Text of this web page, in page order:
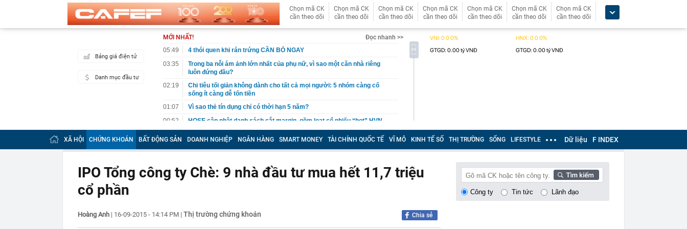
Chọn mã CK
cần theo dõi
Chọn mã CK
cần theo dõi
Chọn mã CK
cần theo dõi
Chọn mã CK
cần theo dõi
Chọn mã CK
cần theo dõi
Chọn mã CK
cần theo dõi
Chọn mã CK
cần theo dõi
Bảng giá điện tử
Danh mục đầu tư
MỚI NHẤT!
Đọc nhanh >>
05:49
4 thói quen khi rán trứng CẦN BỎ NGAY
03:35
Trong ba nỗi ám ảnh lớn nhất của phụ nữ, vì sao một căn nhà riêng
luôn đứng đầu?
02:19
Chi tiêu tối giản không dành cho tất cả mọi người: 5 nhóm càng cố
sống ít càng dễ tốn tiền
01:07
Vì sao thẻ tín dụng chỉ có thời hạn 5 năm?
00:52
HOSE cập nhật danh sách cắt margin, gồm loạt cổ phiếu “hot” HVN,
DGC, DMX...
00:12
Tiền lớn bất ngờ trở lại, khối ngoại tung 2.200 tỷ đồng mua ròng cổ
phiếu Việt Nam chỉ trong 5 phiên
tỷ USD
Nam ca sĩ rao bán biệt thự 9 phòng ngủ ở TP.HCM giá gốc 600 tỷ, giảm
XÃ HỘI CHỨNG KHOÁN BẤT ĐỘNG SẢN DOANH NGHIỆP NGÂN HÀNG SMART MONEY TÀI CHÍNH QUỐC TẾ VĨ MÔ KINH TẾ SỐ THỊ TRƯỜNG SỐNG LIFESTYLE Dữ liệu F INDEX
IPO Tổng công ty Chè: 9 nhà đầu tư mua hết 11,7 triệu
cổ phần
Hoàng Anh | 16-09-2015 - 14:14 PM | Thị trường chứng khoán Chia sẻ
Công ty Tin tức Lãnh đạo